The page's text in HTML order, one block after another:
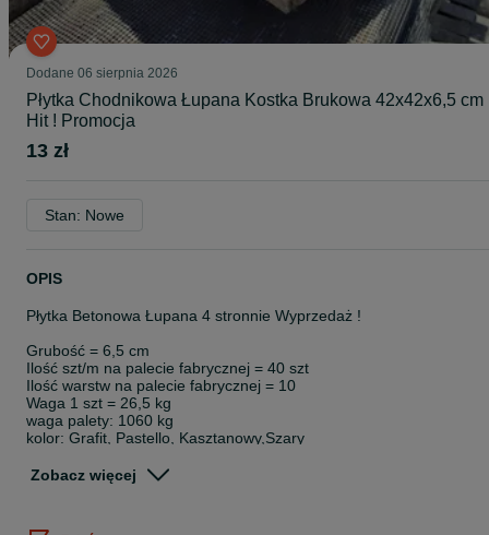
Dodane 06 sierpnia 2026
Płytka Chodnikowa Łupana Kostka Brukowa 42x42x6,5 cm
Hit ! Promocja
13 zł
Stan: Nowe
OPIS
Płytka Betonowa Łupana 4 stronnie Wyprzedaż !
Grubość = 6,5 cm
Ilość szt/m na palecie fabrycznej = 40 szt
Ilość warstw na palecie fabrycznej = 10
Waga 1 szt = 26,5 kg
waga palety: 1060 kg
kolor: Grafit, Pastello, Kasztanowy,Szary
Zobacz więcej